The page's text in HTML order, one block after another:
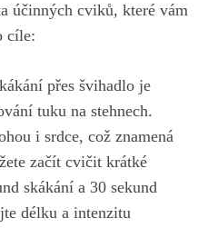
účinných ‌cviků, které vám
cíle:
přes švihadlo je
tuku na stehnech.
i⁤ srdce, což znamená
začít cvičit krátké
skákání a 30‍ sekund
délku ‌a intenzitu